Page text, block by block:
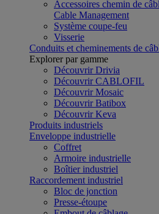
Accessoires chemin de
Cable Management
Système coupe-feu
Visserie
Conduits et cheminements de
Explorer par gamme
Découvrir Drivia
Découvrir CABLOFIL
Découvrir Mosaic
Découvrir Batibox
Découvrir Keva
Produits industriels
Enveloppe industrielle
Coffret
Armoire industrielle
Boîtier industriel
Raccordement industriel
Bloc de jonction
Presse-étoupe